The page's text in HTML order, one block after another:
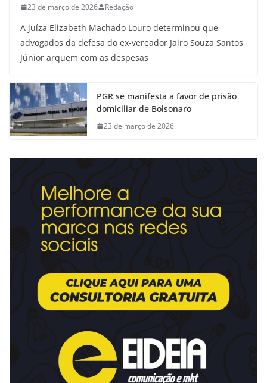
23 de março de 2026 Redação
A juíza Elizabeth Machado Louro determinou que
advogados da defesa do ex-vereador Jairo Souza Santos
Júnior arquem com as despesas
PGR se manifesta a favor de prisão
domiciliar de Bolsonaro
23 de março de 2026